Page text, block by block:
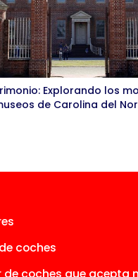
Explorando los
de Carolina del
coches
de coches que acepta